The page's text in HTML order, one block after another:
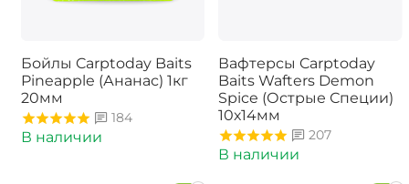
Бойлы Carptoday Baits
Pineapple (Ананас) 1кг
20мм
184
В наличии
Вафтерсы Carptoday
Baits Wafters Demon
Spice (Острые Специи)
10х14мм
207
В наличии